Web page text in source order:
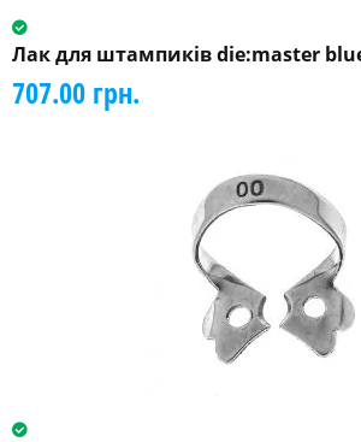
Лак для штампиків die:master
707.00 грн.